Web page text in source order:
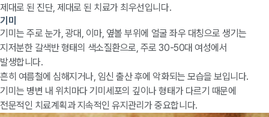
제대로 된 진단, 제대로 된 치료가 최우선입니다.
기미
기미는 주로 눈가, 광대, 이마, 옆볼 부위에 얼굴 좌우 대칭으로 생기는
지저분한 갈색반 형태의 색소질환으로, 주로 30-50대 여성에서
발생합니다.
흔히 여름철에 심해지거나, 임신 출산 후에 악화되는 모습을 보입니다.
기미는 병변 내 위치마다 기미세포의 깊이나 형태가 다르기 때문에
전문적인 치료계획과 지속적인 유지관리가 중요합니다.